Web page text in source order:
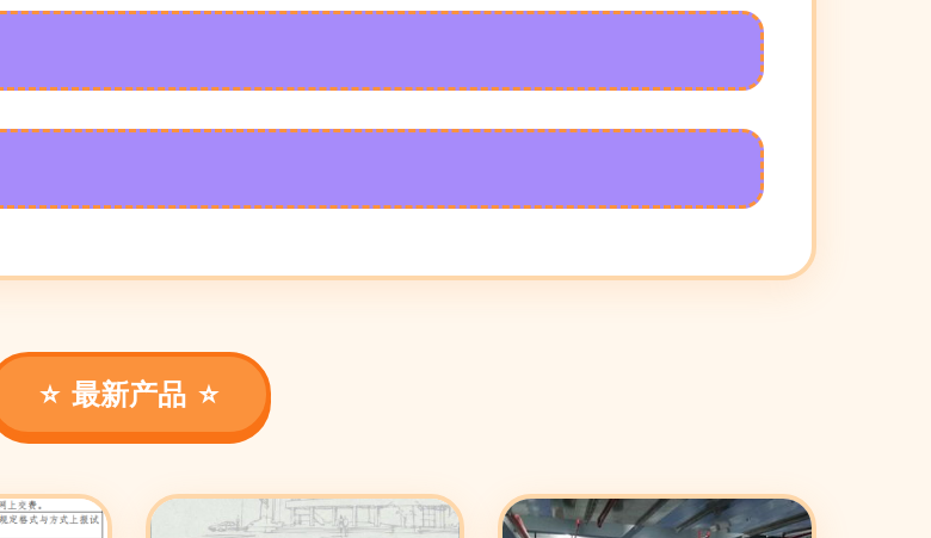
最新产品